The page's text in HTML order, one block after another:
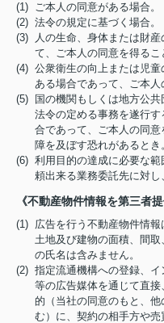
(1) ご本人の同意がある場合。
(2) 法令の規定に基づく場合。
(3) 人の生命、身体または財産
て、ご本人の同意を得るこ
(4) 公衆衛生の向上または児
ある場合であって、ご本人
(5) 国の機関もしくは地方公
法令の定める事務を遂行
合であって、ご本人の同
障を及ぼす恐れがあるとき
(6) 利用目的の達成に必要な
頼出来る業務委託先に対し
《不動産物件情報を第三者
(1) 広告を行う不動産物件情報
土地及び建物の面積、間
の氏名は含みません。
(2) 指定流通機構への登録、
等の広告媒体を通じて直
的（当社の同意のもと、
む）に、契約の相手方や